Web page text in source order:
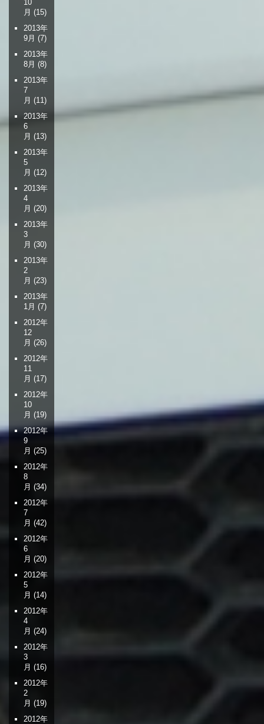
10
月 (15)
2013年
9月 (7)
2013年
8月 (8)
2013年
7
月 (11)
2013年
6
月 (13)
2013年
5
月 (12)
2013年
4
月 (20)
2013年
3
月 (30)
2013年
2
月 (23)
2013年
1月 (7)
2012年
12
月 (26)
2012年
11
月 (17)
2012年
10
月 (19)
2012年
9
月 (25)
2012年
8
月 (34)
2012年
7
月 (42)
2012年
6
月 (20)
2012年
5
月 (14)
2012年
4
月 (24)
2012年
3
月 (16)
2012年
2
月 (19)
2012年